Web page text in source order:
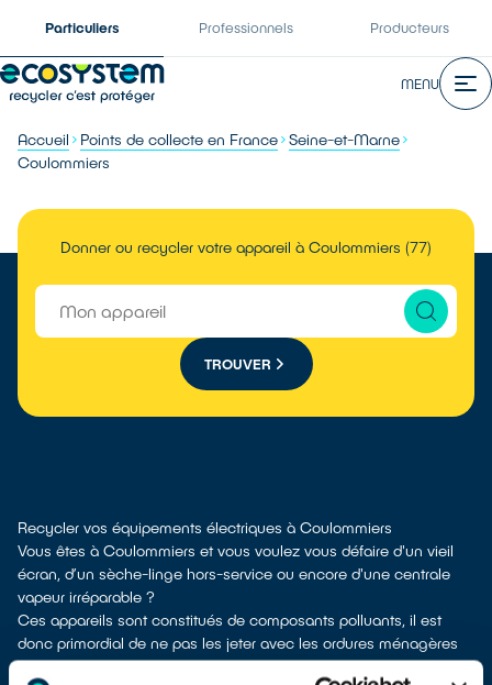
Particuliers Professionnels Producteurs
MENU
Accueil Points de collecte en France Seine-et-Marne
Coulommiers
Donner ou recycler votre appareil à Coulommiers (77)
TROUVER
Recycler vos équipements électriques à Coulommiers
Vous êtes à Coulommiers et vous voulez vous défaire d'un vieil
écran, d’un sèche-linge hors-service ou encore d'une centrale
vapeur irréparable ?
Ces appareils sont constitués de composants polluants, il est
donc primordial de ne pas les jeter avec les ordures ménagères
Leur dépollution et leur recyclage serait alors impossible.